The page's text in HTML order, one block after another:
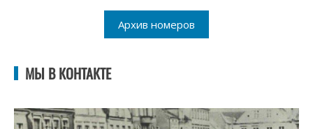
Архив номеров
МЫ В КОНТАКТЕ